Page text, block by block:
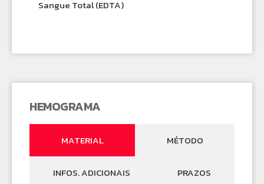
Sangue Total (EDTA)
HEMOGRAMA
MATERIAL MÉTODO
INFOS. ADICIONAIS PRAZOS